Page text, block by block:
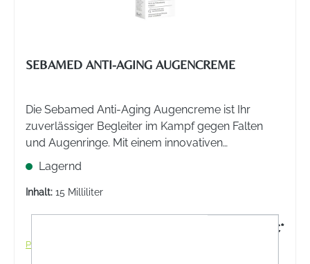
SEBAMED ANTI-AGING AUGENCREME
Die Sebamed Anti-Aging Augencreme ist Ihr
zuverlässiger Begleiter im Kampf gegen Falten
und Augenringe. Mit einem innovativen
Wirkstoffkomplex aus 3-fach Hyaluron und Q10
spendet sie intensive Feuchtigkeit und reduziert
sichtbar Fältchen.
Lagernd
Inhalt: 15 Milliliter
9,95 €*
Preise inkl. MwSt. zzgl. Versandkosten